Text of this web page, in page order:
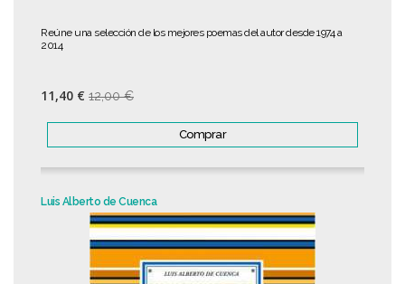
Reúne una selección de los mejores poemas del autor desde 1974 a
2014
11,40 € 12,00 €
Comprar
Luis Alberto de Cuenca